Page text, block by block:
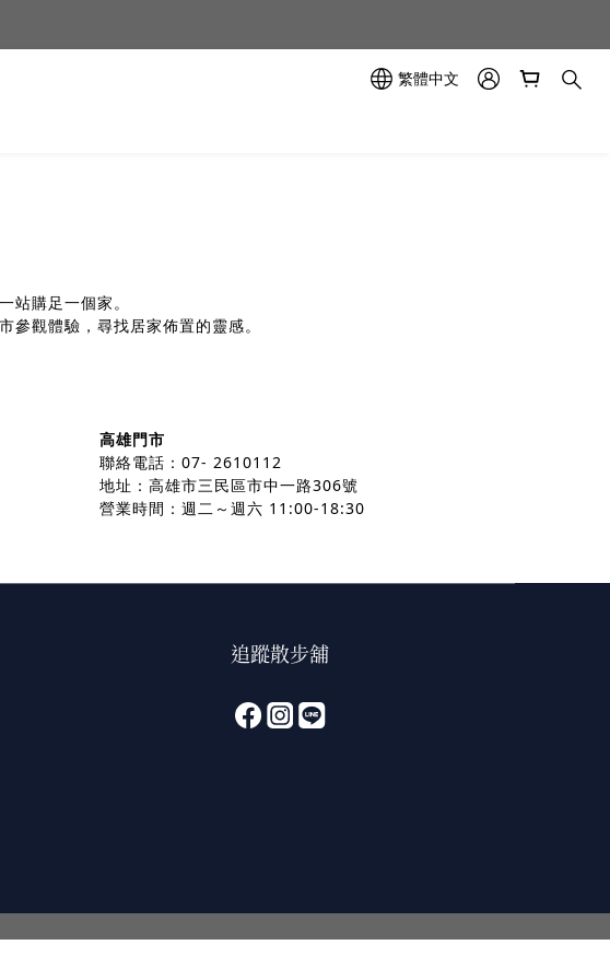
樂群門市展示中✨
繁體中文
站購足一個家。
觀體驗，尋找居家佈置的靈感。
高雄門市
聯絡電話：07- 2610112
地址：高雄市三民區市中一路306號
營業時間：週二～週六 11:00-18:30
追蹤散步舖